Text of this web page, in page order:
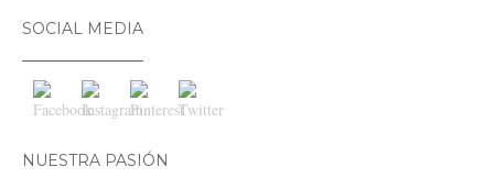
SOCIAL MEDIA
NUESTRA PASIÓN